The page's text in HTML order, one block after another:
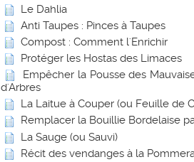
Le Dahlia
Anti Taupes : Pinces à Taupes
Compost : Comment l'Enrichir
Protéger les Hostas des Limaces
Empêcher la Pousse des
d'Arbres
La Laitue à Couper (ou Feuille de
Remplacer la Bouillie Bordelaise
La Sauge (ou Sauvi)
Récit des vendanges à la